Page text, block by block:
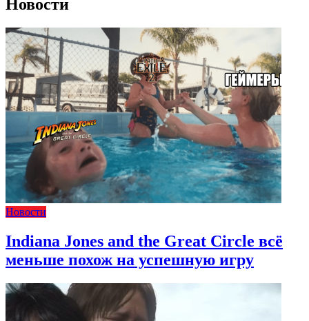
Новости
Новости
Indiana Jones and the Great Circle всё
меньше похож на успешную игру